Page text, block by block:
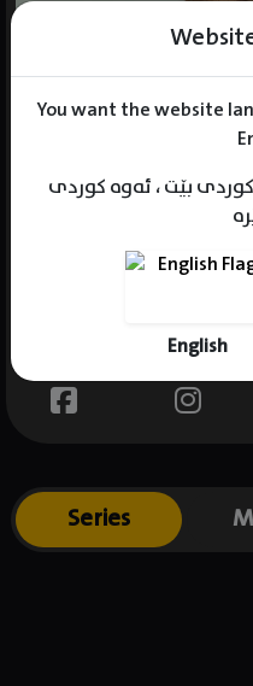
You want the website
بێت ، ئەوە کوردی
English
Gender : male
Series